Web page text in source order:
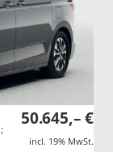
50.645,– €
incl. 19% MwSt.